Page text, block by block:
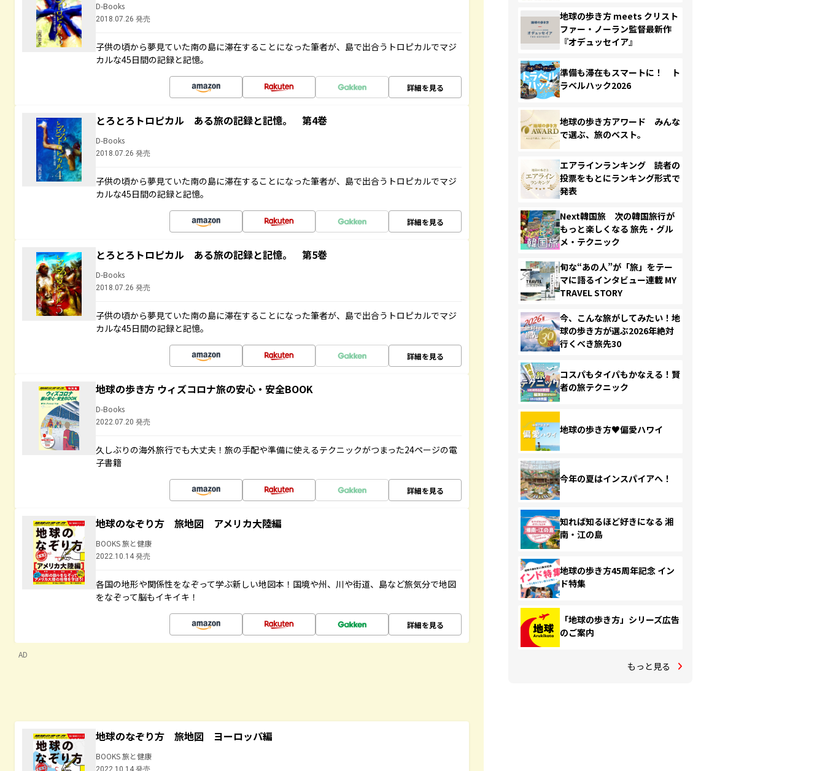
D-Books
2018.07.26 発売
子供の頃から夢見ていた南の島に滞在することになった筆者が、島で出合うトロピカルでマジ
カルな45日間の記録と記憶。
詳細を見る
とろとろトロピカル ある旅の記録と記憶。 第4巻
D-Books
2018.07.26 発売
子供の頃から夢見ていた南の島に滞在することになった筆者が、島で出合うトロピカルでマジ
カルな45日間の記録と記憶。
詳細を見る
とろとろトロピカル ある旅の記録と記憶。 第5巻
D-Books
2018.07.26 発売
子供の頃から夢見ていた南の島に滞在することになった筆者が、島で出合うトロピカルでマジ
カルな45日間の記録と記憶。
詳細を見る
地球の歩き方 ウィズコロナ旅の安心・安全BOOK
D-Books
2022.07.20 発売
久しぶりの海外旅行でも大丈夫！旅の手配や準備に使えるテクニックがつまった24ページの電
子書籍
詳細を見る
地球のなぞり方 旅地図 アメリカ大陸編
BOOKS 旅と健康
2022.10.14 発売
各国の地形や関係性をなぞって学ぶ新しい地図本！国境や州、川や街道、島など旅気分で地図
をなぞって脳もイキイキ！
詳細を見る
AD
地球のなぞり方 旅地図 ヨーロッパ編
BOOKS 旅と健康
2022.10.14 発売
地球の歩き方 meets クリスト
ファー・ノーラン監督最新作
『オデュッセイア』
準備も滞在もスマートに！ ト
ラベルハック2026
地球の歩き方アワード みんな
で選ぶ、旅のベスト。
エアラインランキング 読者の
投票をもとにランキング形式で
発表
Next韓国旅 次の韓国旅行が
もっと楽しくなる 旅先・グル
メ・テクニック
旬な“あの人”が「旅」をテー
マに語るインタビュー連載 MY
TRAVEL STORY
今、こんな旅がしてみたい！地
球の歩き方が選ぶ2026年絶対
行くべき旅先30
コスパもタイパもかなえる！賢
者の旅テクニック
地球の歩き方♥偏愛ハワイ
今年の夏はインスパイアへ！
知れば知るほど好きになる 湘
南・江の島
地球の歩き方45周年記念 イン
ド特集
「地球の歩き方」シリーズ広告
のご案内
もっと見る